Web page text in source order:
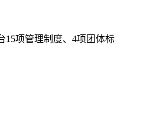
15项管理制度、4项团体标